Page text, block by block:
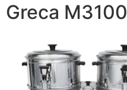
Greca M3100